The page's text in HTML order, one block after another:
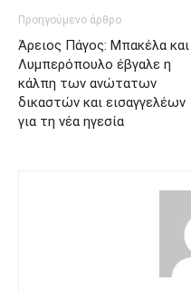
Προηγούμενο άρθρο
Άρειος Πάγος: Μπακέλα και
Λυμπερόπουλο έβγαλε η
κάλπη των ανώτατων
δικαστών και εισαγγελέων
για τη νέα ηγεσία